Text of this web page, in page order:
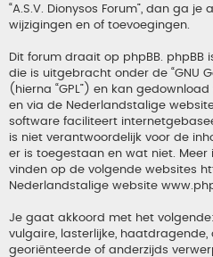
“A.S.V. Dionysos Forum”, dan ga
wijzigingen en of toevoegingen.
Dit forum draait op phpBB. phpBB
die is uitgebracht onder de “GNU
(hierna “GPL”) en kan
en via de Nederlandstalige
software faciliteert
is niet verantwoordelijk voor de
er is toegestaan en wat niet. Meer
vinden op de volgende websites
Nederlandstalige website
Je gaat akkoord met het
vulgaire, lasterlijke, haatdragende,
georiënteerde of anderzijds